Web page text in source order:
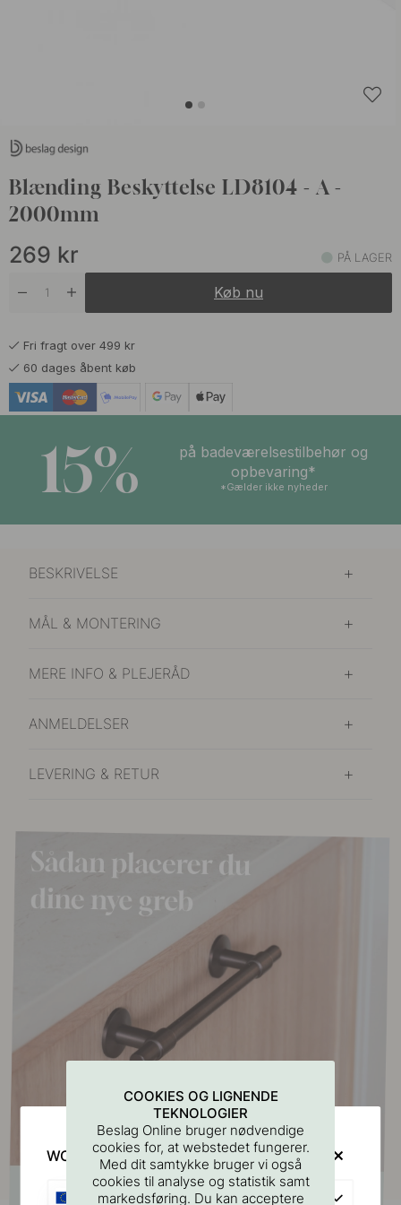
Blænding Beskyttelse LD8104 - A -
2000mm
269 kr PÅ LAGER
Køb nu
Fri fragt over 499 kr
60 dages åbent køb
15%
på badeværelsestilbehør og
opbevaring*
*Gælder ikke nyheder
BESKRIVELSE
MÅL & MONTERING
MERE INFO & PLEJERÅD
ANMELDELSER
LEVERING & RETUR
COOKIES OG LIGNENDE
TEKNOLOGIER
Beslag Online bruger nødvendige
cookies for, at webstedet fungerer.
Med dit samtykke bruger vi også
cookies til analyse og statistik samt
markedsføring. Du kan acceptere
WOULD YOU RATHER VISIT?
EU